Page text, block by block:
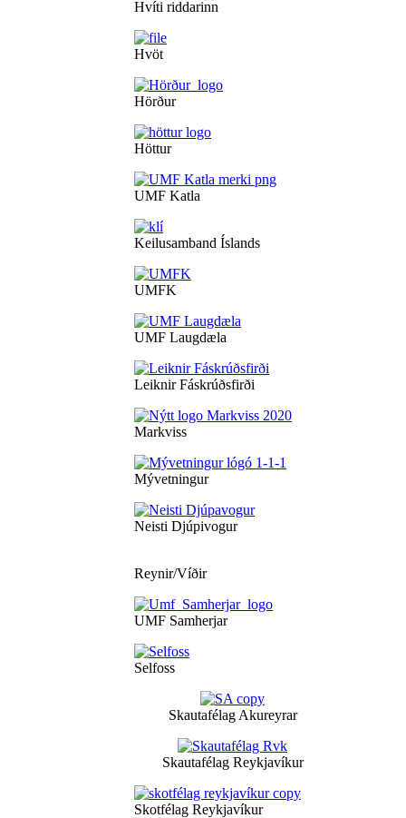
Hvíti riddarinn
Hvöt
Hörður
Höttur
UMF Katla
Keilusamband Íslands
UMFK
UMF Laugdæla
Leiknir Fáskrúðsfirði
Markviss
Mývetningur
Neisti Djúpivogur
Reynir/Víðir
UMF Samherjar
Selfoss
Skautafélag Akureyrar
Skautafélag Reykjavíkur
Skotfélag Reykjavíkur